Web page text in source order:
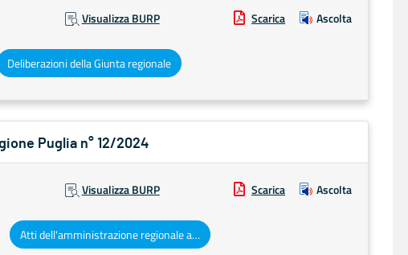
Visualizza BURP Scarica Ascolta
Deliberazioni della Giunta regionale
Puglia n° 12/2024
Visualizza BURP Scarica Ascolta
Atti dell'amministrazione regionale ad obbligo di pubblicazione